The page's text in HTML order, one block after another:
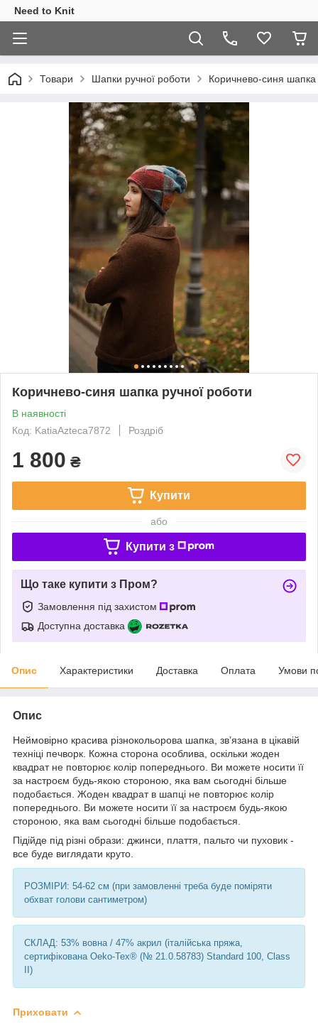
Need to Knit
Товари Шапки ручної роботи Коричнево-синя шапка
Коричнево-синя шапка ручної роботи
В наявності
Код: KatiaAzteca7872
Роздріб
1 800 ₴
Купити
або
Купити з
Що таке купити з Пром?
Замовлення під захистом
Доступна доставка
Опис Характеристики Доставка Оплата Умови
Опис
Неймовірно красива різнокольорова шапка, звʼязана в цікавій
техніці печворк. Кожна сторона особлива, оскільки жоден
квадрат не повторює колір попереднього. Ви можете носити її
за настроєм будь-якою стороною, яка вам сьогодні більше
подобається. Жоден квадрат в шапці не повторює колір
попереднього. Ви можете носити її за настроєм будь-якою
стороною, яка вам сьогодні більше подобається.
Підійде під різні образи: джинси, плаття, пальто чи пуховик -
все буде виглядати круто.
РОЗМІРИ: 54-62 см (при замовленні треба буде поміряти
обхват голови сантиметром)
СКЛАД: 53% вовна / 47% акрил (італійська пряжа,
сертифікована Oeko-Tex® (№ 21.0.58783) Standard 100, Class
II)
Приховати